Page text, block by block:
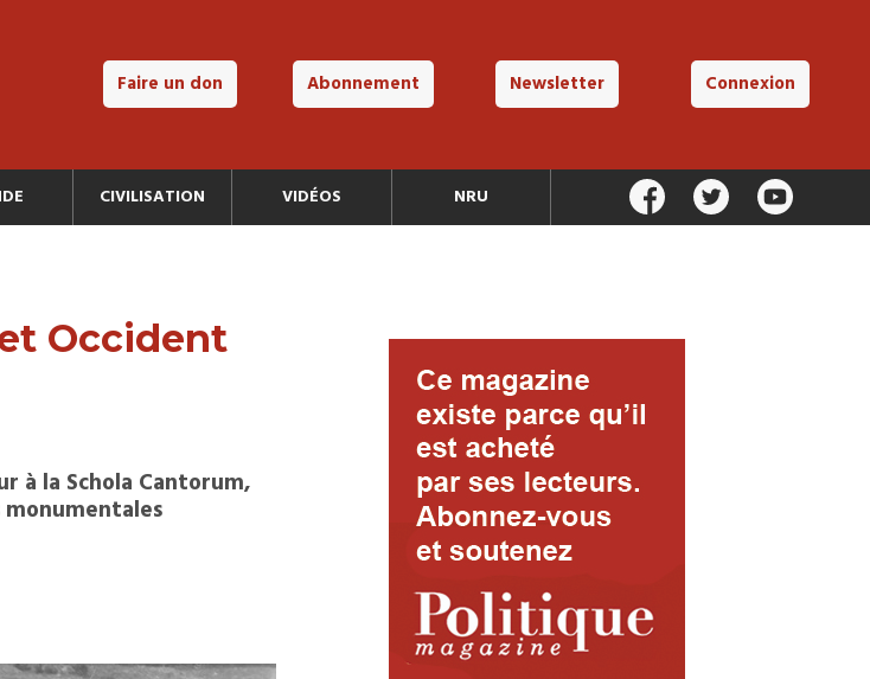
Faire un don Abonnement Newsletter Connexion
CIVILISATION VIDÉOS NRU
Occident
à la Schola Cantorum,
monumentales